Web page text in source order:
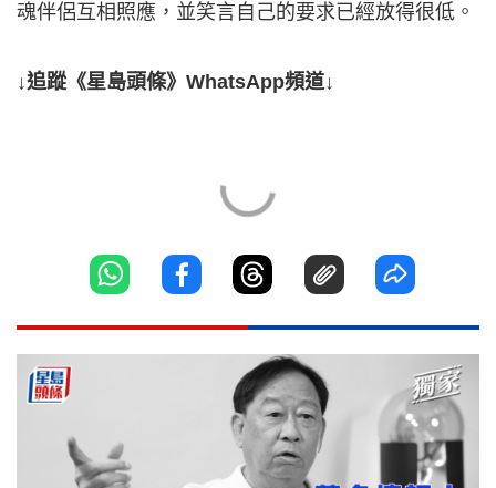
魂伴侶互相照應，並笑言自己的要求已經放得很低。
↓追蹤《星島頭條》WhatsApp頻道↓